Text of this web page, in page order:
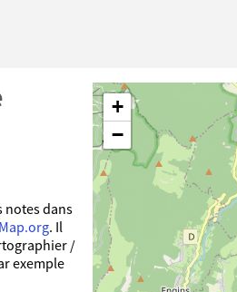
notes dans
. Il
/
exemple
+
−